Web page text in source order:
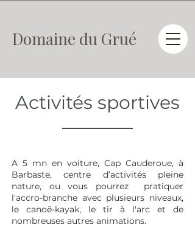
Domaine du Grué
Activités sportives
A 5 mn en voiture, Cap Cauderoue, à
Barbaste, centre d’activités pleine
nature, ou vous pourrez pratiquer
l'accro-branche avec plusieurs niveaux,
le canoë-kayak, le tir à l'arc et de
nombreuses autres animations.